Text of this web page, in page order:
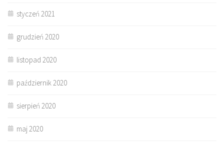
styczeń 2021
grudzień 2020
listopad 2020
październik 2020
sierpień 2020
maj 2020